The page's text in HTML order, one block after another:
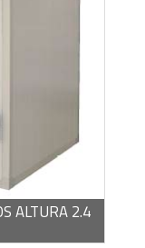
ALTURA 2.4